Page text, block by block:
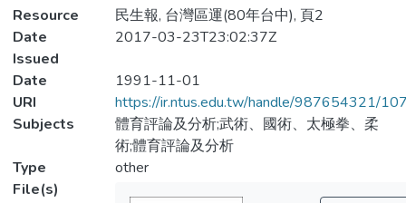
Resource
民生報, 台灣區運(80年台中), 頁2
Date
Issued
2017-03-23T23:02:37Z
Date
1991-11-01
URI
https://ir.ntus.edu.tw/handle/987654321/
Subjects
體育評論及分析;武術、國術、太極拳、柔
術;體育評論及分析
Type
other
File(s)